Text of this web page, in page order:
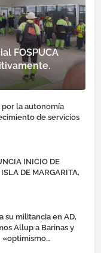
FOSPUCA
por la autonomía
de servicios
INICIO DE
su militancia en AD,
Allup a Barinas y
«optimismo